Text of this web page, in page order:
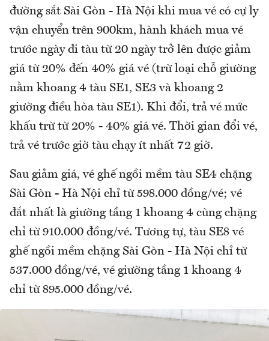
đường sắt Sài Gòn - Hà Nội khi mua vé có cự ly
vận chuyển trên 900km, hành khách mua vé
trước ngày đi tàu từ 20 ngày trở lên được giảm
giá từ 20% đến 40% giá vé (trừ loại chỗ giường
nằm khoang 4 tàu SE1, SE3 và khoang 2
giường điều hòa tàu SE1). Khi đổi, trả vé mức
khấu trừ từ 20% - 40% giá vé. Thời gian đổi vé,
trả vé trước giờ tàu chạy ít nhất 72 giờ.
Sau giảm giá, vé ghế ngồi mềm tàu SE4 chặng
Sài Gòn - Hà Nội chỉ từ 598.000 đồng/vé; vé
đắt nhất là giường tầng 1 khoang 4 cùng chặng
chỉ từ 910.000 đồng/vé. Tương tự, tàu SE8 vé
ghế ngồi mềm chặng Sài Gòn - Hà Nội chỉ từ
537.000 đồng/vé, vé giường tầng 1 khoang 4
chỉ từ 895.000 đồng/vé.